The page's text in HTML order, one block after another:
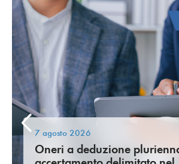
7 agosto 2026
Oneri a deduzione